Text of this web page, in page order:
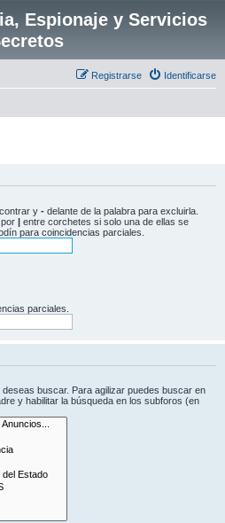
Espionaje y Servicios
Identificarse
Registrarse
y - delante de la palabra para excluirla.
| entre corchetes si solo una de ellas se
para coincidencias parciales.
parciales.
buscar. Para agilizar puedes buscar en
y habilitar la búsqueda en los subforos (en